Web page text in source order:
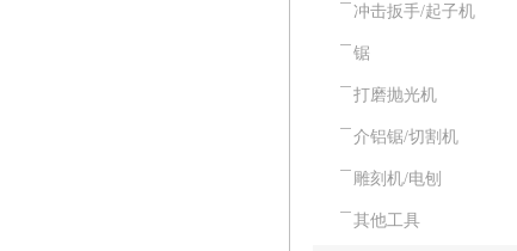
冲击扳手/起子机
锯
打磨抛光机
介铝锯/切割机
雕刻机/电刨
其他工具